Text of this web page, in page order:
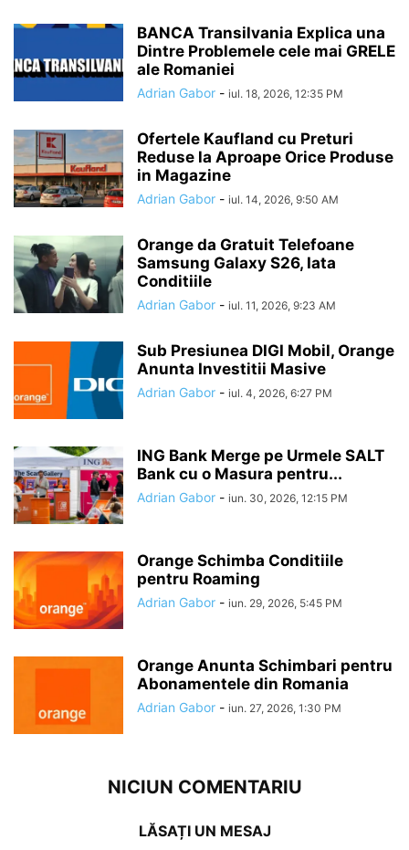
BANCA Transilvania Explica una
Dintre Problemele cele mai GRELE
ale Romaniei
Adrian Gabor - iul. 18, 2026, 12:35 PM
Ofertele Kaufland cu Preturi
Reduse la Aproape Orice Produse
in Magazine
Adrian Gabor - iul. 14, 2026, 9:50 AM
Orange da Gratuit Telefoane
Samsung Galaxy S26, Iata
Conditiile
Adrian Gabor - iul. 11, 2026, 9:23 AM
Sub Presiunea DIGI Mobil, Orange
Anunta Investitii Masive
Adrian Gabor - iul. 4, 2026, 6:27 PM
ING Bank Merge pe Urmele SALT
Bank cu o Masura pentru...
Adrian Gabor - iun. 30, 2026, 12:15 PM
Orange Schimba Conditiile
pentru Roaming
Adrian Gabor - iun. 29, 2026, 5:45 PM
Orange Anunta Schimbari pentru
Abonamentele din Romania
Adrian Gabor - iun. 27, 2026, 1:30 PM
NICIUN COMENTARIU
LĂSAȚI UN MESAJ